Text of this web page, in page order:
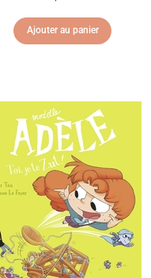
Ajouter au panier
Ajouter à ma liste
d'envies